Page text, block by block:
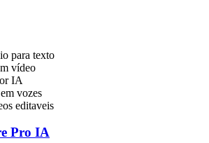
para texto
vídeo
IA
vozes
editaveis
Pro IA